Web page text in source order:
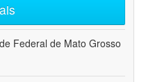
Federal de Mato Grosso